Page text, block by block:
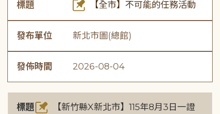
標題 【全市】不可能的任務活動
發布單位 新北市圖(總館)
發佈時間 2026-08-04
標題
【新竹縣X新北市】115年8月3日一證